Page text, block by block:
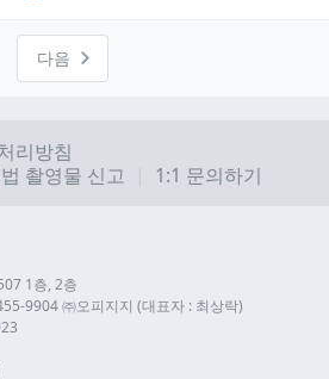
다음
리방침
촬영물 신고 1:1 문의하기
1층, 2층
9904 ㈜오피지지 (대표자 : 최상락)